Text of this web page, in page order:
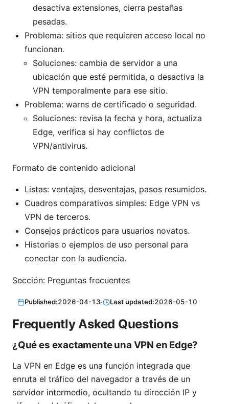
desactiva extensiones, cierra pestañas
pesadas.
Problema: sitios que requieren acceso local no
funcionan.
Soluciones: cambia de servidor a una
ubicación que esté permitida, o desactiva la
VPN temporalmente para ese sitio.
Problema: warns de certificado o seguridad.
Soluciones: revisa la fecha y hora, actualiza
Edge, verifica si hay conflictos de
VPN/antivirus.
Formato de contenido adicional
Listas: ventajas, desventajas, pasos resumidos.
Cuadros comparativos simples: Edge VPN vs
VPN de terceros.
Consejos prácticos para usuarios novatos.
Historias o ejemplos de uso personal para
conectar con la audiencia.
Sección: Preguntas frecuentes
Published:2026-04-13· Last updated:2026-05-10
Frequently Asked Questions
¿Qué es exactamente una VPN en Edge?
La VPN en Edge es una función integrada que
enruta el tráfico del navegador a través de un
servidor intermedio, ocultando tu dirección IP y